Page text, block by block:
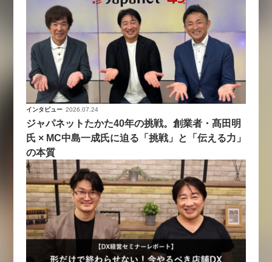
インタビュー 2026.07.24
ジャパネットたかた40年の挑戦。創業者・髙田明
氏 × MC中島一成氏に迫る「挑戦」と「伝える力」
の本質